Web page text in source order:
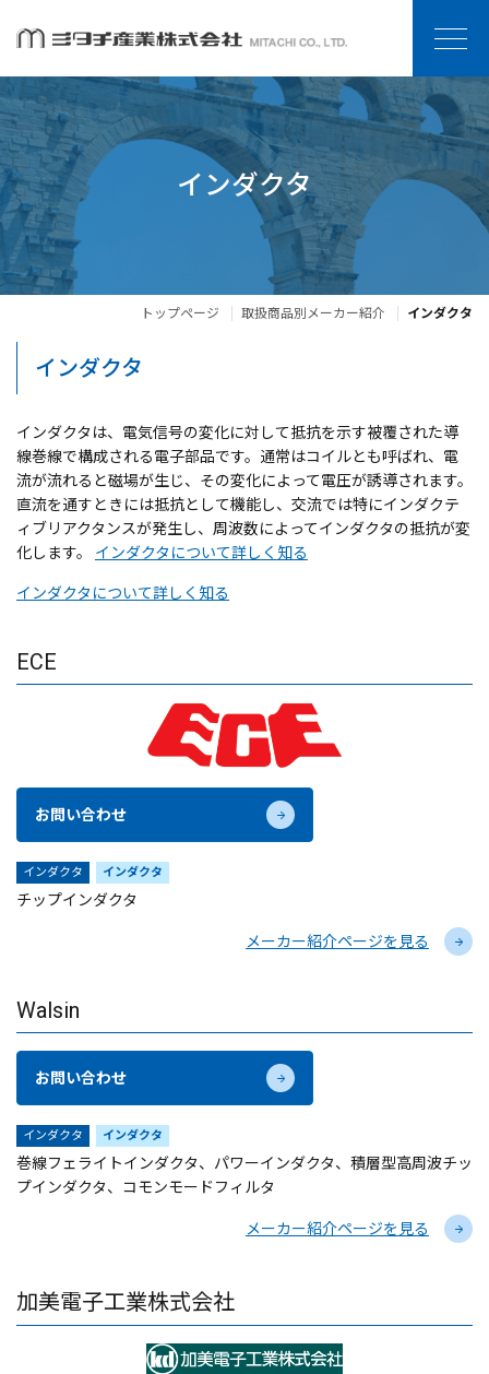
インダクタ
トップページ 取扱商品別メーカー紹介 インダクタ
インダクタ
インダクタは、電気信号の変化に対して抵抗を示す被覆された導
線巻線で構成される電子部品です。通常はコイルとも呼ばれ、電
流が流れると磁場が生じ、その変化によって電圧が誘導されます。
直流を通すときには抵抗として機能し、交流では特にインダクテ
ィブリアクタンスが発生し、周波数によってインダクタの抵抗が変
化します。 インダクタについて詳しく知る
インダクタについて詳しく知る
ECE
お問い合わせ
インダクタ インダクタ
チップインダクタ
メーカー紹介ページを見る
Walsin
お問い合わせ
インダクタ インダクタ
巻線フェライトインダクタ、パワーインダクタ、積層型高周波チッ
プインダクタ、コモンモードフィルタ
メーカー紹介ページを見る
加美電子工業株式会社